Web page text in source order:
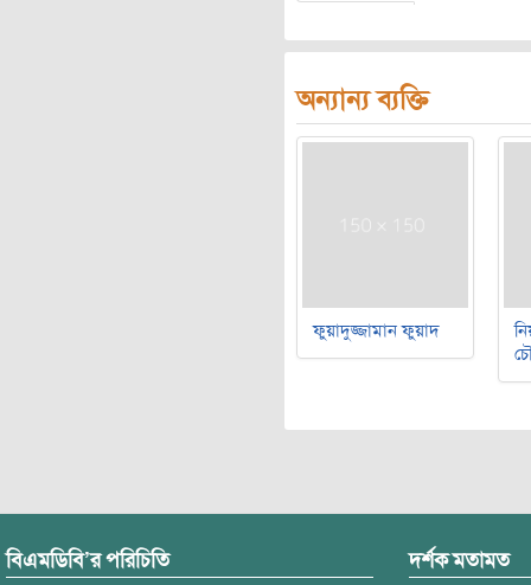
অন্যান্য ব্যক্তি
ফুয়াদুজ্জামান ফুয়াদ
বিএমডিবি’র পরিচিতি দর্শক মতামত